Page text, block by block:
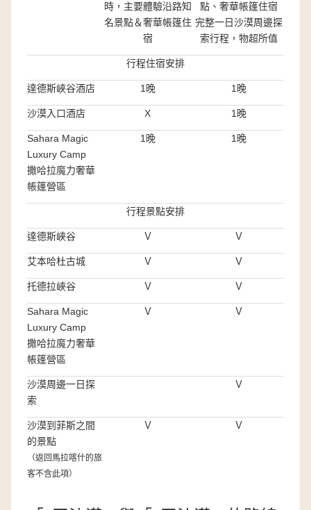
時，主要體驗沿路知
名景點＆奢華帳篷住
宿
點、奢華帳篷住宿
完整一日沙漠周邊探
索行程，物超所值
行程住宿安排
達德斯峽谷酒店 1晚 1晚
沙漠入口酒店 X 1晚
Sahara Magic
Luxury Camp
撒哈拉魔力奢華
帳篷營區
1晚 1晚
行程景點安排
達德斯峽谷 Ｖ Ｖ
艾本哈杜古城 Ｖ Ｖ
托德拉峽谷 Ｖ Ｖ
Sahara Magic
Luxury Camp
撒哈拉魔力奢華
帳篷營區
Ｖ Ｖ
沙漠周邊一日探
索
Ｖ
沙漠到菲斯之間
的景點
（返回馬拉喀什的旅
客不含此項）
Ｖ Ｖ